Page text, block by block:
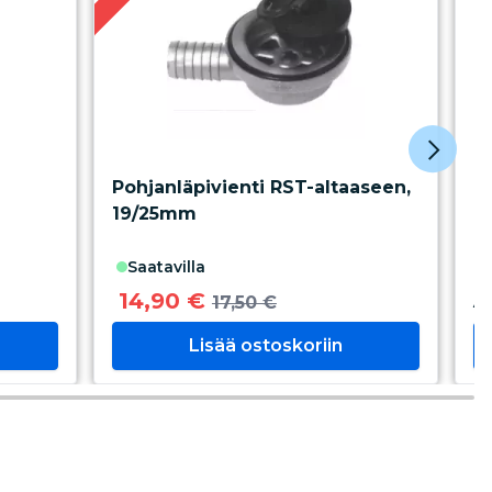
Pohjanläpivienti RST-altaaseen,
19/25mm
saatavilla
14,90 € 17,50 €
Lisää ostoskoriin